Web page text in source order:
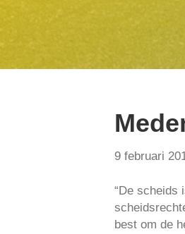
9 februari
“De scheids
best om de